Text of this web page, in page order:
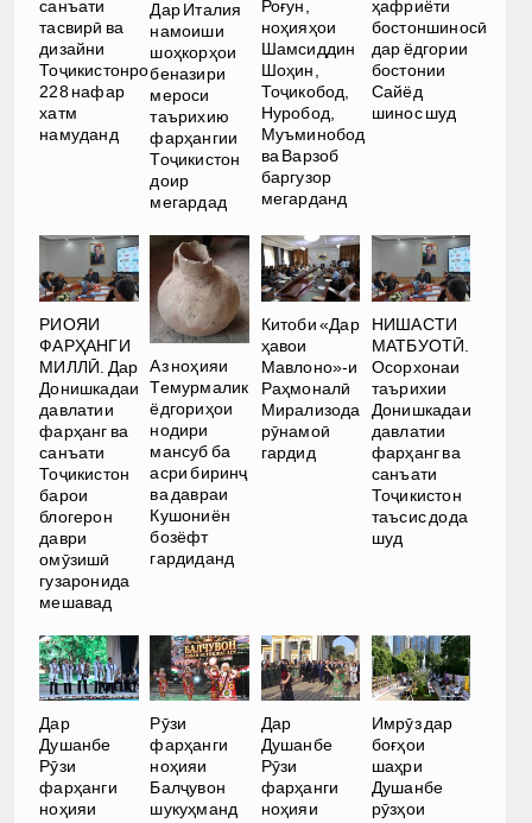
санъати
тасвирӣ ва
дизайни
Тоҷикистонро
228 нафар
хатм
намуданд
Дар Италия
намоиши
шоҳкорҳои
беназири
мероси
таърихию
фарҳангии
Тоҷикистон
доир
мегардад
Роғун,
ноҳияҳои
Шамсиддин
Шоҳин,
Тоҷикобод,
Нуробод,
Муъминобод
ва Варзоб
баргузор
мегарданд
ҳафриёти
бостоншиносӣ
дар ёдгории
бостонии
Сайёд
шинос шуд
РИОЯИ
ФАРҲАНГИ
МИЛЛӢ. Дар
Донишкадаи
давлатии
фарҳанг ва
санъати
Тоҷикистон
барои
блогерон
даври
омӯзишӣ
гузаронида
мешавад
Аз ноҳияи
Темурмалик
ёдгориҳои
нодири
мансуб ба
асри биринҷ
ва давраи
Кушониён
бозёфт
гардиданд
Китоби «Дар
ҳавои
Мавлоно»-и
Раҳмоналӣ
Мирализода
рӯнамоӣ
гардид
НИШАСТИ
МАТБУОТӢ.
Осорхонаи
таърихии
Донишкадаи
давлатии
фарҳанг ва
санъати
Тоҷикистон
таъсис дода
шуд
Дар
Душанбе
Рӯзи
фарҳанги
ноҳияи
Рӯзи
фарҳанги
ноҳияи
Балҷувон
шукуҳманд
Дар
Душанбе
Рӯзи
фарҳанги
ноҳияи
Имрӯз дар
боғҳои
шаҳри
Душанбе
рӯзҳои